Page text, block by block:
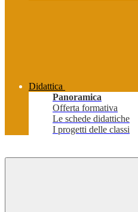
Didattica
Panoramica
Offerta formativa
Le schede didattiche
I progetti delle classi